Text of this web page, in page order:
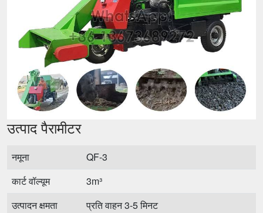
उत्पाद पैरामीटर
नमूना
QF-3
कार्ट वॉल्यूम
3m³
उत्पादन क्षमता
प्रति वाहन 3-5 मिनट